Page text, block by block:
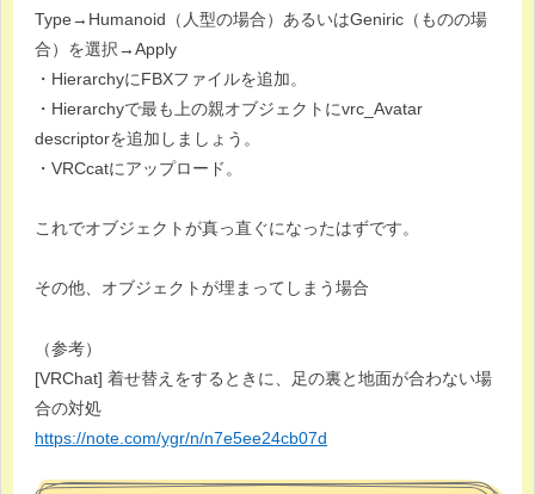
Type→Humanoid（人型の場合）あるいはGeniric（ものの場
合）を選択→Apply
・HierarchyにFBXファイルを追加。
・Hierarchyで最も上の親オブジェクトにvrc_Avatar
descriptorを追加しましょう。
・VRCcatにアップロード。
これでオブジェクトが真っ直ぐになったはずです。
その他、オブジェクトが埋まってしまう場合
（参考）
[VRChat] 着せ替えをするときに、足の裏と地面が合わない場
合の対処
https://note.com/ygr/n/n7e5ee24cb07d